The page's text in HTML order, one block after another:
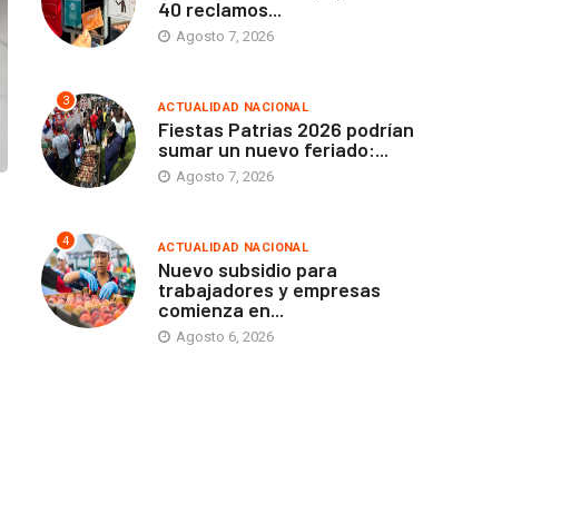
40 reclamos...
Agosto 7, 2026
3 ACTUALIDAD NACIONAL
Fiestas Patrias 2026 podrían
sumar un nuevo feriado:...
Agosto 7, 2026
4 ACTUALIDAD NACIONAL
Nuevo subsidio para
trabajadores y empresas
comienza en...
Agosto 6, 2026